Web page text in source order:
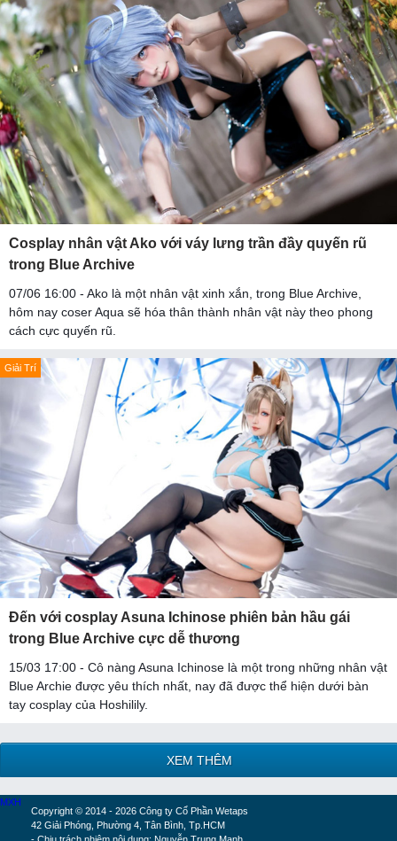
Cosplay nhân vật Ako với váy lưng trần đầy quyến rũ
trong Blue Archive
07/06 16:00 - Ako là một nhân vật xinh xắn, trong Blue Archive,
hôm nay coser Aqua sẽ hóa thân thành nhân vật này theo phong
cách cực quyến rũ.
Giải Trí
Đến với cosplay Asuna Ichinose phiên bản hầu gái
trong Blue Archive cực dễ thương
15/03 17:00 - Cô nàng Asuna Ichinose là một trong những nhân vật
Blue Archie được yêu thích nhất, nay đã được thể hiện dưới bàn
tay cosplay của Hoshilily.
XEM THÊM
Copyright © 2014 - 2026 Công ty Cổ Phần Wetaps
42 Giải Phóng, Phường 4, Tân Bình, Tp.HCM
MXH